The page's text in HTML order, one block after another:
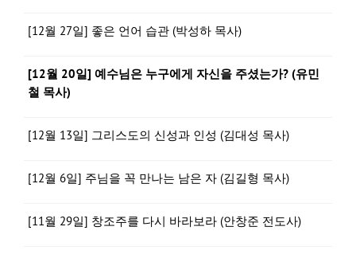
[12월 27일] 좋은 언어 습관 (박성하 목사)
[12월 20일] 예수님은 누구에게 자신을 주셨는가? (유민
철 목사)
[12월 13일] 그리스도의 신성과 인성 (김대성 목사)
[12월 6일] 주님을 꼭 만나는 남은 자 (김길형 목사)
[11월 29일] 창조주를 다시 바라보라 (안창준 전도사)